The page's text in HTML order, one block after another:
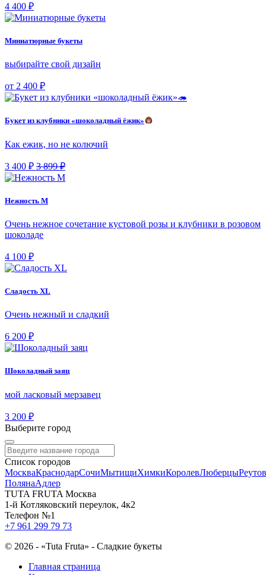
4 400 ₽
Миниатюрные букеты
выбирайте свой дизайн
от 2 400 ₽
Букет из клубники «шоколадный ёжик»
Как ежик, но не колючий
3 400 ₽ 3 899 ₽
Нежность М
Очень нежное сочетание кустовой розы и клубники в розовом
шоколаде
4 100 ₽
Сладость XL
Очень нежный и сладкий
6 200 ₽
Шоколадный заяц
мой ласковый мерзавец
3 200 ₽
Выберите город
Список городов
МоскваКраснодарСочиМытищиХимкиКоролевЛюберцыРеутов
ПолянаАдлер
TUTA FRUTA Москва
1-й Котляковский переулок, 4к2
Телефон №1
+7 961 299 79 73
© 2026 - «Tuta Fruta» - Сладкие букеты
Главная страница